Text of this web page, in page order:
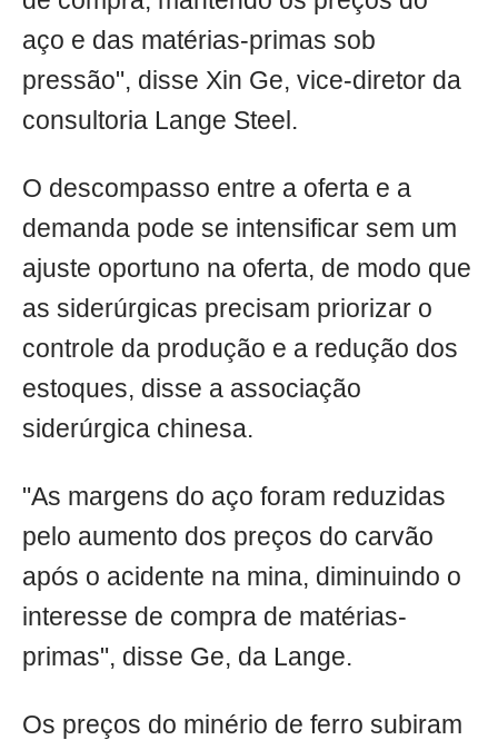
aço e das matérias-primas sob
pressão", disse Xin Ge, vice-diretor da
consultoria Lange Steel.
O descompasso entre a oferta e a
demanda pode se intensificar sem um
ajuste oportuno na oferta, de modo que
as siderúrgicas precisam priorizar o
controle da produção e a redução dos
estoques, disse a associação
siderúrgica chinesa.
"As margens do aço foram reduzidas
pelo aumento dos preços do carvão
após o acidente na mina, diminuindo o
interesse de compra de matérias-
primas", disse Ge, da Lange.
Os preços do minério de ferro subiram